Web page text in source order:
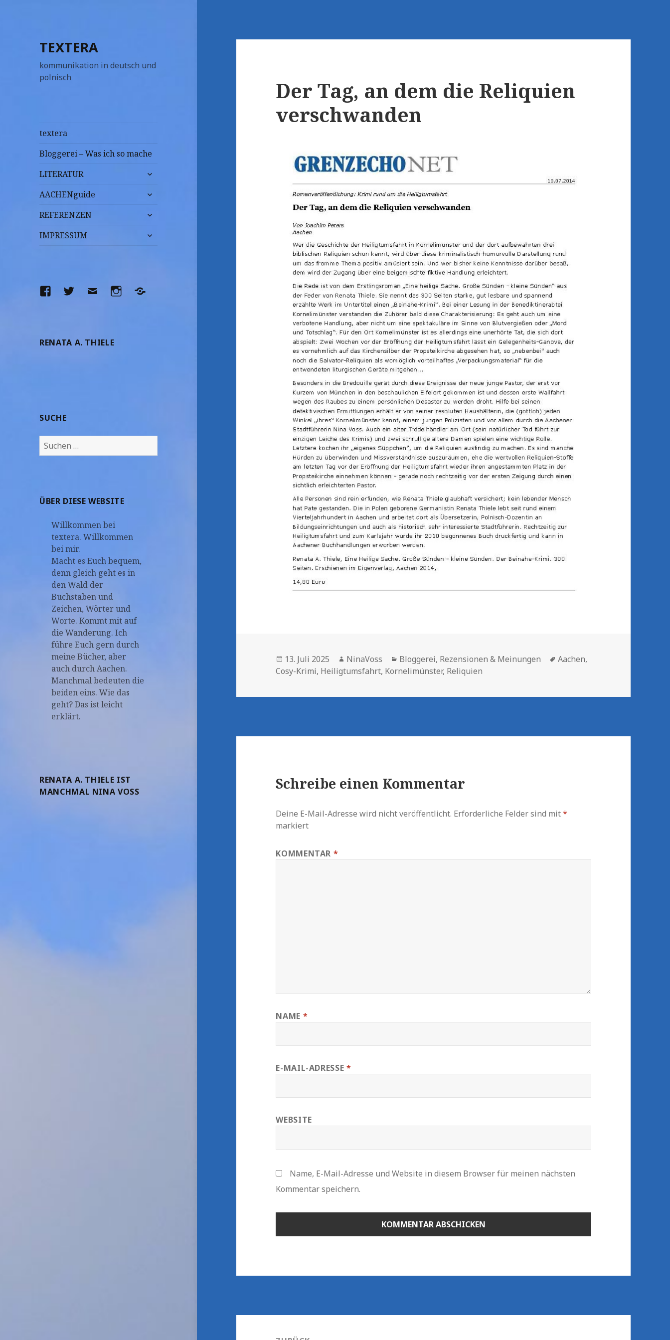
TEXTERA
kommunikation in deutsch und
polnisch
textera
Bloggerei – Was ich so mache
LITERATUR
untermenü
anzeigen
AACHENguide
untermenü
REFERENZEN
untermenü
IMPRESSUM
untermenü
FacebookTwitter
E-
Instagram
Yelp
RENATA A. THIELE
SUCHE
Suchen
nach:
ÜBER DIESE WEBSITE
Willkommen bei
textera. Willkommen
bei mir.
Macht es Euch bequem,
denn gleich geht es in
den Wald der
Buchstaben und
Zeichen, Wörter und
Worte. Kommt mit auf
die Wanderung. Ich
führe Euch gern durch
meine Bücher, aber
auch durch Aachen.
Manchmal bedeuten die
beiden eins. Wie das
geht? Das ist leicht
erklärt.
RENATA A. THIELE IST
MANCHMAL NINA VOSS
Der Tag, an dem die Reliquien
verschwanden
Veröffentlicht
am
13. Juli 2025 Autor
NinaVoss Kategorien
Bloggerei, Rezensionen & Meinungen Schlagwörter
Aachen,
Cosy-Krimi, Heiligtumsfahrt, Kornelimünster, Reliquien
Schreibe einen Kommentar
Deine E-Mail-Adresse wird nicht veröffentlicht. Erforderliche Felder sind mit*
markiert
KOMMENTAR *
NAME *
E-MAIL-ADRESSE *
WEBSITE
Name, E-Mail-Adresse und Website in diesem Browser für meinen nächsten
Kommentar speichern.